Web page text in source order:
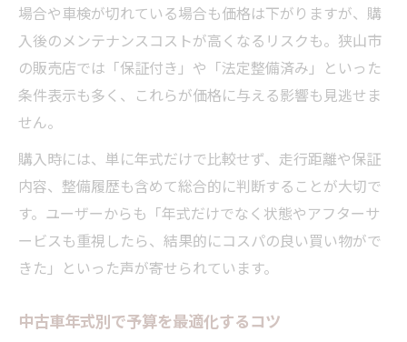
場合や車検が切れている場合も価格は下がりますが、購
入後のメンテナンスコストが高くなるリスクも。狭山市
の販売店では「保証付き」や「法定整備済み」といった
条件表示も多く、これらが価格に与える影響も見逃せま
せん。
購入時には、単に年式だけで比較せず、走行距離や保証
内容、整備履歴も含めて総合的に判断することが大切で
す。ユーザーからも「年式だけでなく状態やアフターサ
ービスも重視したら、結果的にコスパの良い買い物がで
きた」といった声が寄せられています。
中古車年式別で予算を最適化するコツ